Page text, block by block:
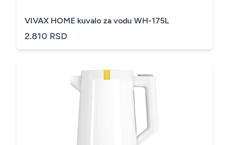
VIVAX HOME kuvalo za vodu WH-175L
2.810 RSD